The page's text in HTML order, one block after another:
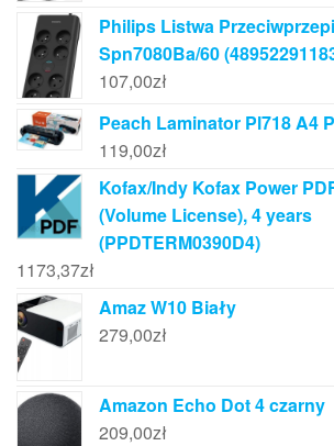
Philips Listwa
Spn7080Ba/60
107,00zł
Peach Laminator Pl718 A4
119,00zł
Kofax/Indy Kofax Power
(Volume License), 4 years
(PPDTERM0390D4)
1173,37zł
Amaz W10 Biały
279,00zł
Amazon Echo Dot 4 czarny
209,00zł